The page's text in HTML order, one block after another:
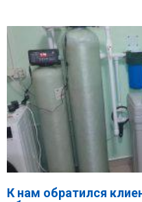
К нам обратился